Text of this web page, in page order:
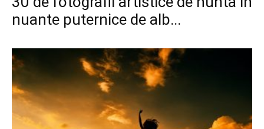
nuante puternice de alb...